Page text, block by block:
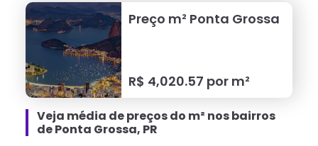
Preço m² Ponta Grossa
R$ 4,020.57 por m²
Veja média de preços do m² nos bairros
de Ponta Grossa, PR